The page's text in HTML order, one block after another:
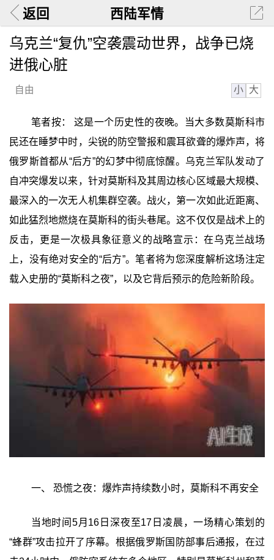
返回 西陆军情
乌克兰“复仇”空袭震动世界，战争已烧
进俄心脏
自由 小 大
笔者按： 这是一个历史性的夜晚。当大多数莫斯科市
民还在睡梦中时，尖锐的防空警报和震耳欲聋的爆炸声，将
俄罗斯首都从“后方”的幻梦中彻底惊醒。乌克兰军队发动了
自冲突爆发以来，针对莫斯科及其周边核心区域最大规模、
最深入的一次无人机集群空袭。战火，第一次如此近距离、
如此猛烈地燃烧在莫斯科的街头巷尾。这不仅仅是战术上的
反击，更是一次极具象征意义的战略宣示：在乌克兰战场
上，没有绝对安全的“后方”。笔者将为您深度解析这场注定
载入史册的“莫斯科之夜”，以及它背后预示的危险新阶段。
一、 恐慌之夜：爆炸声持续数小时，莫斯科不再安全
当地时间5月16日深夜至17日凌晨，一场精心策划的
“蜂群”攻击拉开了序幕。根据俄罗斯国防部事后通报，在过